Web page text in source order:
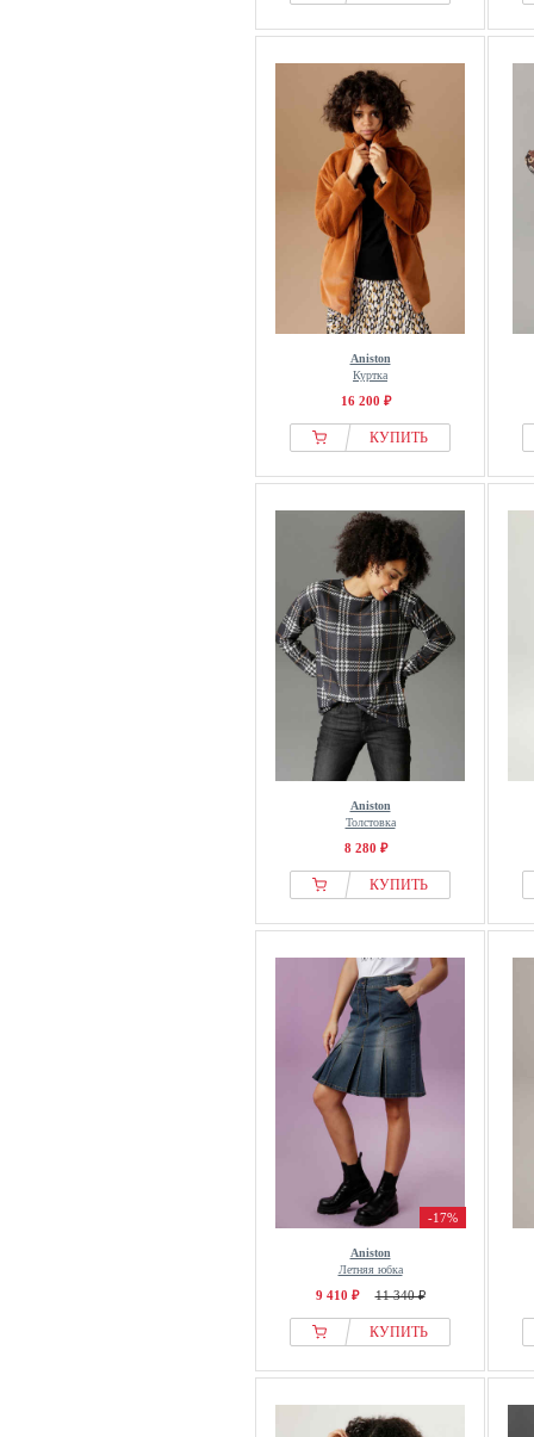
Aniston
Куртка
16 200 ₽
КУПИТЬ
Aniston
Толстовка
8 280 ₽
КУПИТЬ
-17%
Aniston
Летняя юбка
9 410 ₽ 11 340 ₽
КУПИТЬ